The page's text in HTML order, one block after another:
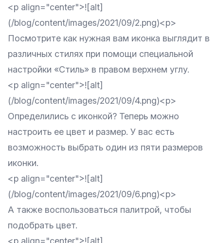
<p align="center">![alt]
(/blog/content/images/2021/09/2.png)<p>
Посмотрите как нужная вам иконка выглядит в
различных стилях при помощи специальной
настройки «Стиль» в правом верхнем углу.
<p align="center">![alt]
(/blog/content/images/2021/09/4.png)<p>
Определились с иконкой? Теперь можно
настроить ее цвет и размер. У вас есть
возможность выбрать один из пяти размеров
иконки.
<p align="center">![alt]
(/blog/content/images/2021/09/6.png)<p>
А также воспользоваться палитрой, чтобы
подобрать цвет.
<p align="center">![alt]